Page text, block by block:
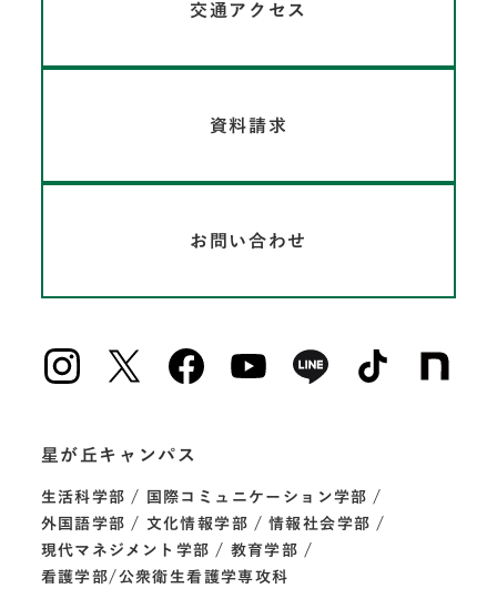
交通アクセス
資料請求
お問い合わせ
星が丘キャンパス
生活科学部
国際コミュニケーション学部
外国語学部
文化情報学部
情報社会学部
現代マネジメント学部
教育学部
看護学部/公衆衛生看護学専攻科